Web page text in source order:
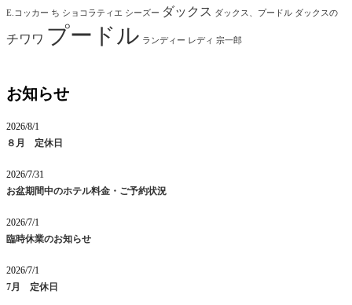
E.コッカー ち ショコラティエ シーズー ダックス ダックス、プードル ダックスの
チワワ プードル ランディー レディ 宗一郎
お知らせ
2026/8/1
８月 定休日
2026/7/31
お盆期間中のホテル料金・ご予約状況
2026/7/1
臨時休業のお知らせ
2026/7/1
7月 定休日